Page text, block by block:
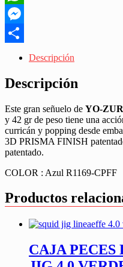
WhatsApp
Messenger
Descripción
Descripción
Este gran señuelo de YO-
y 42 gr de peso tiene una
curricán y popping desde
3D PRISMA FINISH
patentado.
COLOR : Azul R1169-CPFF
Productos
CAJA